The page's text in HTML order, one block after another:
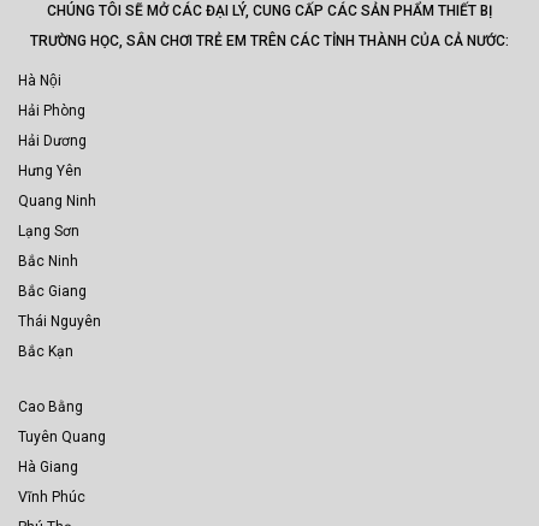
CHÚNG TÔI SẼ MỞ CÁC ĐẠI LÝ, CUNG CẤP CÁC SẢN PHẨM THIẾT BỊ
TRƯỜNG HỌC, SÂN CHƠI TRẺ EM TRÊN CÁC TỈNH THÀNH CỦA CẢ NƯỚC:
Hà Nội
Hải Phòng
Hải Dương
Hưng Yên
Quang Ninh
Lạng Sơn
Bắc Ninh
Bắc Giang
Thái Nguyên
Bắc Kạn
Cao Bằng
Tuyên Quang
Hà Giang
Vĩnh Phúc